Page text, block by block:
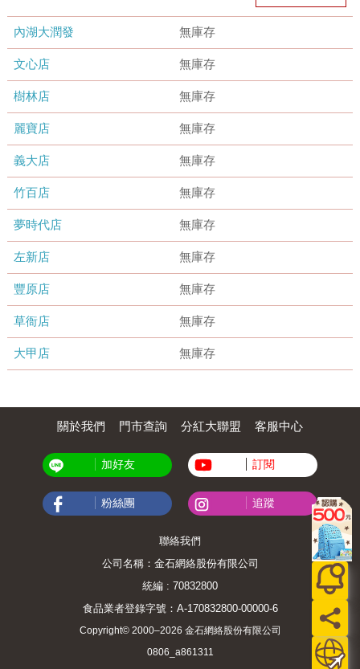
內湖大潤發 無庫存
文心店 無庫存
樹林店 無庫存
麗寶店 無庫存
義大店 無庫存
竹百店 無庫存
夢時代店 無庫存
左新店 無庫存
豐原店 無庫存
草衙店 無庫存
大甲店 無庫存
關於我們 門市查詢 分紅大聯盟 客服中心
加好友 訂閱
粉絲團 追蹤
聯絡我們
公司名稱：金石網絡股份有限公司
統編 : 70832800
食品業者登錄字號：A-170832800-00000-6
Copyright© 2000–2026 金石網絡股份有限公司
0806_a861311